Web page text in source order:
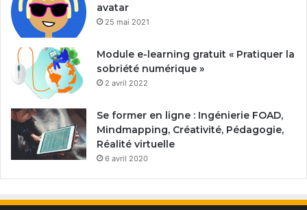
avatar
25 mai 2021
Module e-learning gratuit « Pratiquer la
sobriété numérique »
2 avril 2022
Se former en ligne : Ingénierie FOAD,
Mindmapping, Créativité, Pédagogie,
Réalité virtuelle
6 avril 2020